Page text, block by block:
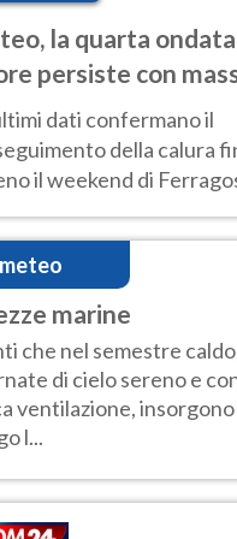
la quarta
persiste con
molto elevate
dati confermano il
della calura
il weekend di
a una nuova
prossima
marine
che nel semestre
di cielo sereno e
ventilazione, insorgono
l...